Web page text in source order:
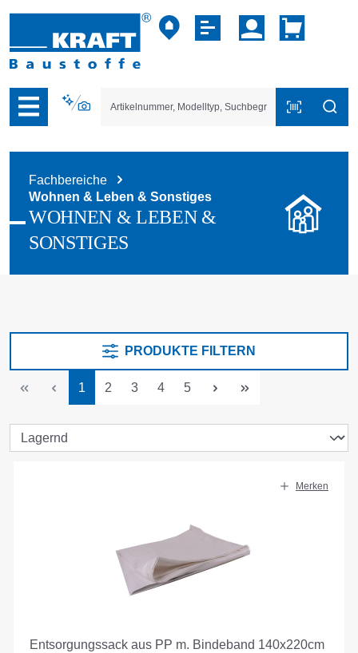
der B2B-Plattform springen
Fachbereiche
Wohnen & Leben & Sonstiges
WOHNEN & LEBEN &
SONSTIGES
PRODUKTE FILTERN
Seite
1 Seite
2 Seite
3 Seite
4 Seite
5
Merken
Entsorgungssack aus PP m. Bindeband 140x220cm